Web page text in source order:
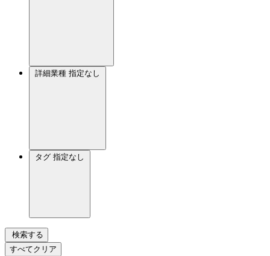
詳細業種 指定なし
タグ 指定なし
検索する
すべてクリア